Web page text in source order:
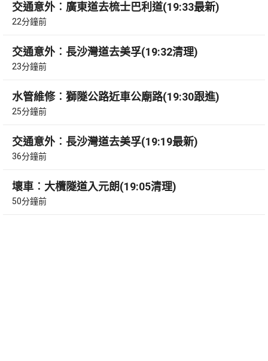
交通意外︰廣東道去梳士巴利道(19:33最新)
22分鐘前
交通意外︰長沙灣道去美孚(19:32清理)
23分鐘前
水管維修︰獅隧公路近車公廟路(19:30跟進)
25分鐘前
交通意外︰長沙灣道去美孚(19:19最新)
36分鐘前
壞車︰大欖隧道入元朗(19:05清理)
50分鐘前